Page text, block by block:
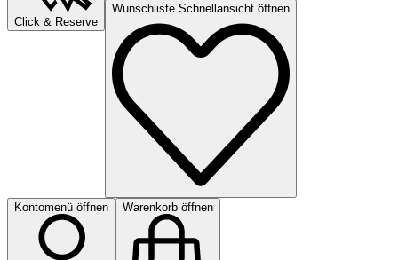
Click & Reserve
Wunschliste Schnellansicht öffnen
Kontomenü öffnen Warenkorb öffnen